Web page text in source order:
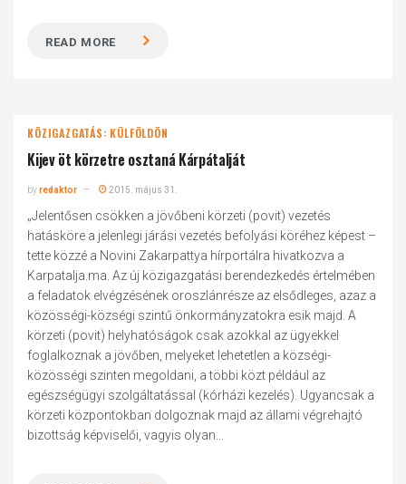
READ MORE
KÖZIGAZGATÁS: KÜLFÖLDÖN
Kijev öt körzetre osztaná Kárpátalját
byredaktor 2015. május 31.
„Jelentősen csökken a jövőbeni körzeti (povit) vezetés
hatásköre a jelenlegi járási vezetés befolyási köréhez képest –
tette közzé a Novini Zakarpattya hírportálra hivatkozva a
Karpatalja.ma. Az új közigazgatási berendezkedés értelmében
a feladatok elvégzésének oroszlánrésze az elsődleges, azaz a
közösségi-községi szintű önkormányzatokra esik majd. A
körzeti (povit) helyhatóságok csak azokkal az ügyekkel
foglalkoznak a jövőben, melyeket lehetetlen a községi-
közösségi szinten megoldani, a többi közt például az
egészségügyi szolgáltatással (kórházi kezelés). Ugyancsak a
körzeti központokban dolgoznak majd az állami végrehajtó
bizottság képviselői, vagyis olyan...